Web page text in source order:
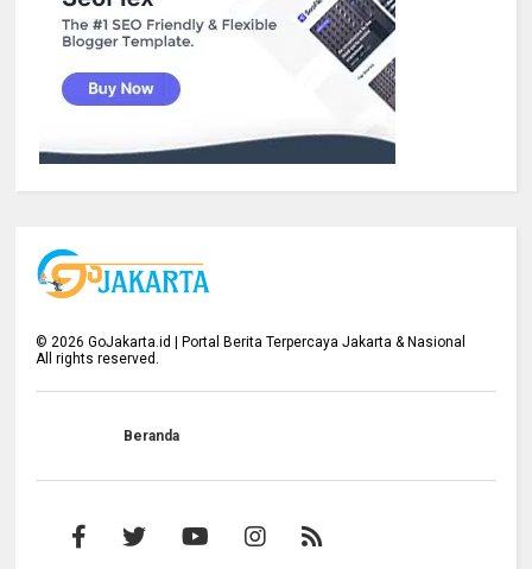
©2026 GoJakarta.id | Portal Berita Terpercaya Jakarta & Nasional
All rights reserved.
Beranda